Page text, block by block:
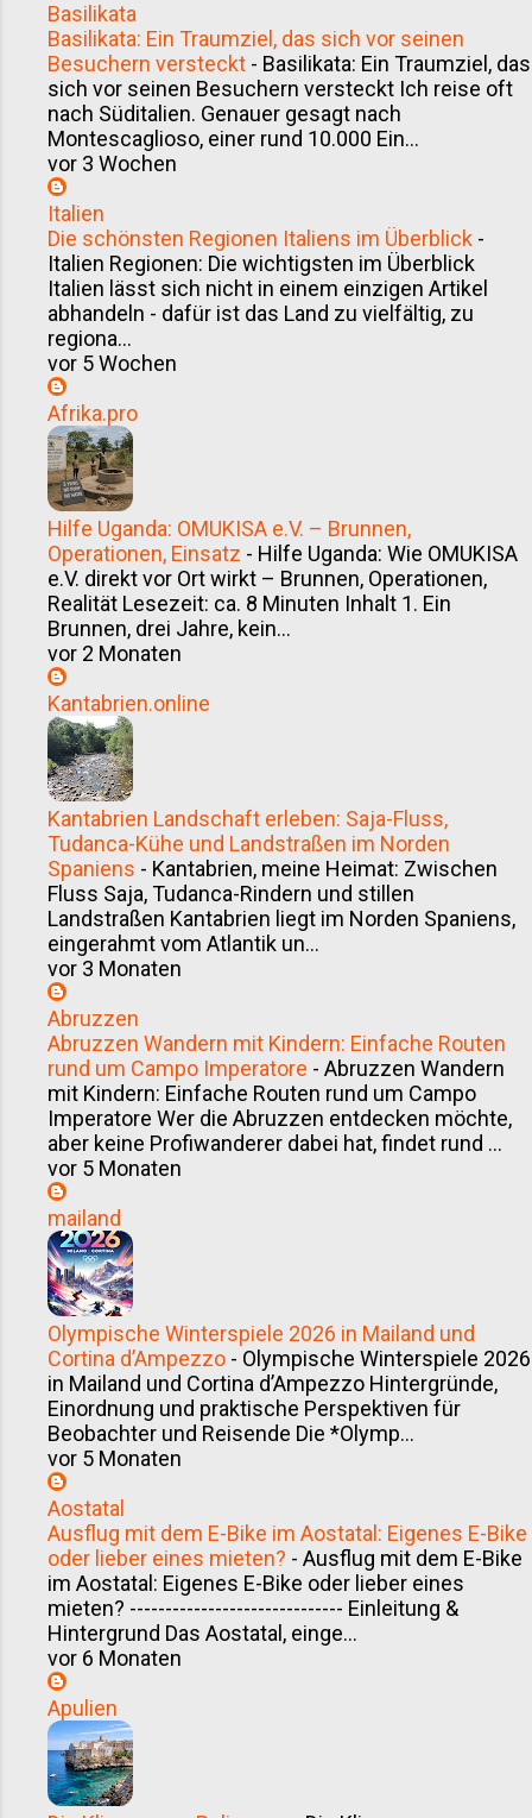
Basilikata
Basilikata: Ein Traumziel, das sich vor seinen
Besuchern versteckt - Basilikata: Ein Traumziel, das
sich vor seinen Besuchern versteckt Ich reise oft
nach Süditalien. Genauer gesagt nach
Montescaglioso, einer rund 10.000 Ein...
vor 3 Wochen
Italien
Die schönsten Regionen Italiens im Überblick -
Italien Regionen: Die wichtigsten im Überblick
Italien lässt sich nicht in einem einzigen Artikel
abhandeln - dafür ist das Land zu vielfältig, zu
regiona...
vor 5 Wochen
Afrika.pro
Hilfe Uganda: OMUKISA e.V. – Brunnen,
Operationen, Einsatz - Hilfe Uganda: Wie OMUKISA
e.V. direkt vor Ort wirkt – Brunnen, Operationen,
Realität Lesezeit: ca. 8 Minuten Inhalt 1. Ein
Brunnen, drei Jahre, kein...
vor 2 Monaten
Kantabrien.online
Kantabrien Landschaft erleben: Saja-Fluss,
Tudanca-Kühe und Landstraßen im Norden
Spaniens - Kantabrien, meine Heimat: Zwischen
Fluss Saja, Tudanca-Rindern und stillen
Landstraßen Kantabrien liegt im Norden Spaniens,
eingerahmt vom Atlantik un...
vor 3 Monaten
Abruzzen
Abruzzen Wandern mit Kindern: Einfache Routen
rund um Campo Imperatore - Abruzzen Wandern
mit Kindern: Einfache Routen rund um Campo
Imperatore Wer die Abruzzen entdecken möchte,
aber keine Profiwanderer dabei hat, findet rund ...
vor 5 Monaten
mailand
Olympische Winterspiele 2026 in Mailand und
Cortina d’Ampezzo - Olympische Winterspiele 2026
in Mailand und Cortina d’Ampezzo Hintergründe,
Einordnung und praktische Perspektiven für
Beobachter und Reisende Die *Olymp...
vor 5 Monaten
Aostatal
Ausflug mit dem E-Bike im Aostatal: Eigenes E-Bike
oder lieber eines mieten? - Ausflug mit dem E-Bike
im Aostatal: Eigenes E-Bike oder lieber eines
mieten? ------------------------------ Einleitung &
Hintergrund Das Aostatal, einge...
vor 6 Monaten
Apulien